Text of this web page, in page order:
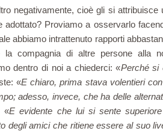
negativamente, cioè gli si
adottato? Proviamo a osservarlo
abbiamo intrattenuto rapporti
la compagnia di altre persone alla
dentro di noi a chiederci: «Perché si
«E chiaro, prima stava vo­lentieri
adesso, invece, che ha delle
«E evidente che lui si sente
degli amici che ritiene essere al suo